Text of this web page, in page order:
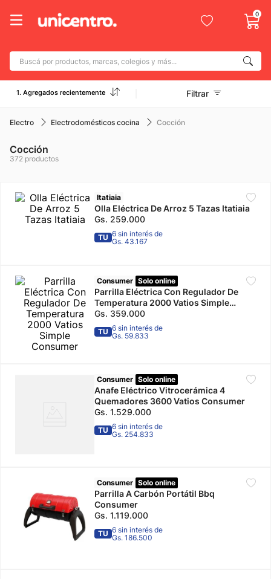
0
Buscá por productos, marcas, colegios y más...
1. Agregados recientemente Filtrar
Electro Electrodomésticos cocina Cocción
Cocción
372 productos
Itatiaia
Olla Eléctrica De Arroz 5 Tazas Itatiaia
Gs. 259.000
TU 6 sin interés de
Gs. 43.167
Consumer Solo online
Parrilla Eléctrica Con Regulador De
Temperatura 2000 Vatios Simple
Consumer
Gs. 359.000
TU 6 sin interés de
Gs. 59.833
Consumer Solo online
Anafe Eléctrico Vitrocerámica 4
Quemadores 3600 Vatios Consumer
Gs. 1.529.000
TU 6 sin interés de
Gs. 254.833
Consumer Solo online
Parrilla A Carbón Portátil Bbq
Consumer
Gs. 1.119.000
TU 6 sin interés de
Gs. 186.500
Términos más buscados
1
2. champion
4. botin
6. mochila
.
10. calzado